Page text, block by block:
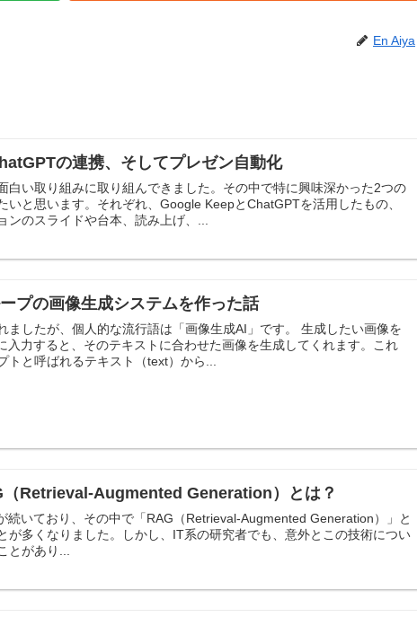
En Aiya
の連携、そしてプレゼン自動化
白い取り組みに取り組んできました。その中で特に興味深かった2つの
いと思います。それぞれ、Google KeepとChatGPTを活用したもの、
ンのスライドや台本、読み上げ、...
プの画像生成システムを作った話
が、個人的な流行語は「画像生成AI」です。 生成したい画像を
入力すると、そのテキストに合わせた画像を生成してくれます。これ
トと呼ばれるテキスト（text）から...
（Retrieval-Augmented Generation）とは？
続いており、その中で「RAG（Retrieval-Augmented Generation）」と
が多くなりました。しかし、IT系の研究者でも、意外とこの技術につい
とがあり...